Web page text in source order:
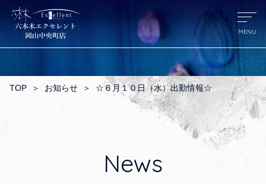
TOP ＞ お知らせ ＞ ☆６月１０日（水）出勤情報☆
News